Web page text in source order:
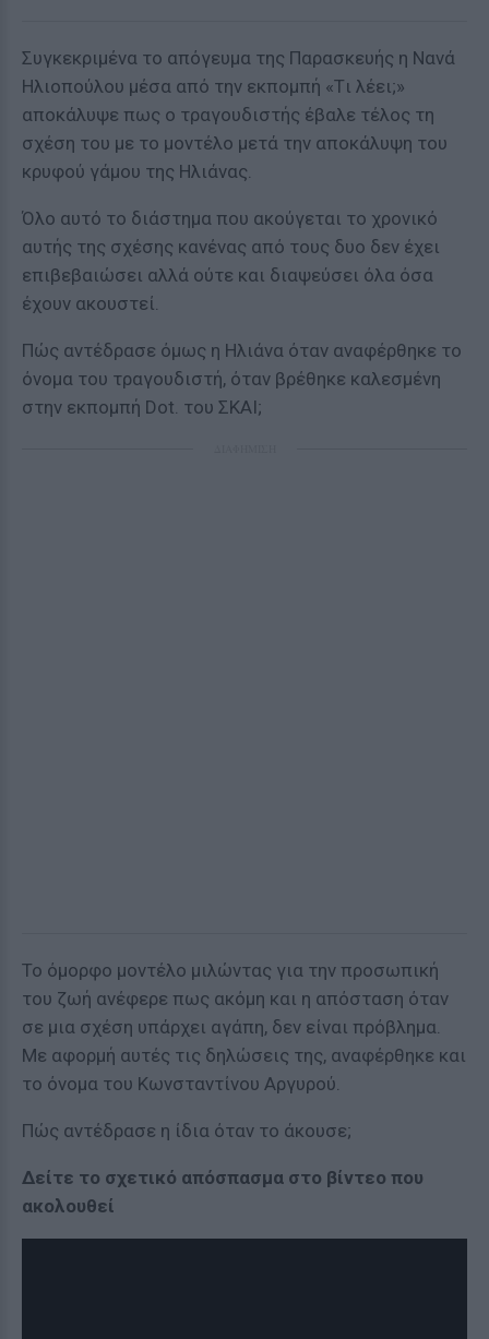
Συγκεκριμένα το απόγευμα της Παρασκευής η Νανά
Ηλιοπούλου μέσα από την εκπομπή «Tι λέει;»
αποκάλυψε πως ο τραγουδιστής έβαλε τέλος τη
σχέση του με το μοντέλο μετά την αποκάλυψη του
κρυφού γάμου της Ηλιάνας.
Όλο αυτό το διάστημα που ακούγεται το χρονικό
αυτής της σχέσης κανένας από τους δυο δεν έχει
επιβεβαιώσει αλλά ούτε και διαψεύσει όλα όσα
έχουν ακουστεί.
Πώς αντέδρασε όμως η Ηλιάνα όταν αναφέρθηκε το
όνομα του τραγουδιστή, όταν βρέθηκε καλεσμένη
στην εκπομπή Dot. του ΣΚΑΙ;
Το όμορφο μοντέλο μιλώντας για την προσωπική
του ζωή ανέφερε πως ακόμη και η απόσταση όταν
σε μια σχέση υπάρχει αγάπη, δεν είναι πρόβλημα.
Με αφορμή αυτές τις δηλώσεις της, αναφέρθηκε και
το όνομα του Κωνσταντίνου Αργυρού.
Πώς αντέδρασε η ίδια όταν το άκουσε;
Δείτε το σχετικό απόσπασμα στο βίντεο που
ακολουθεί